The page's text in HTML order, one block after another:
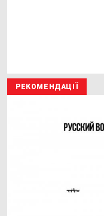
РЕКОМЕНДАЦІЇ